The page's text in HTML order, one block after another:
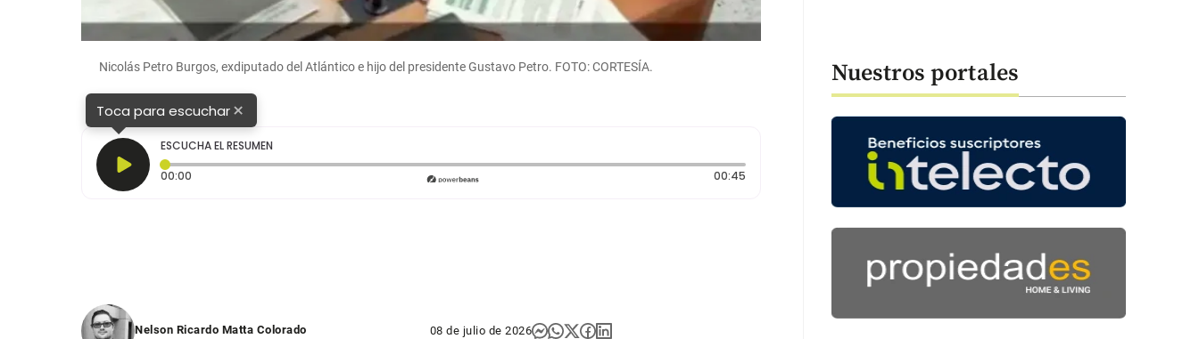
Nicolás Petro Burgos, exdiputado del Atlántico e hijo del presidente Gustavo Petro. FOTO: CORTESÍA.
Toca para escuchar×
ESCUCHA EL RESUMEN
00:00
00:45Duración: 45 segundos
Nelson Ricardo Matta Colorado 08 de julio de 2026
Nuestros portales